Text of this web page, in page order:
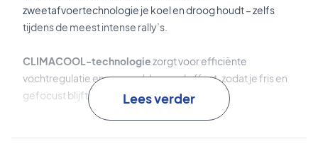
zweetafvoertechnologie je koel en droog houdt – zelfs
tijdens de meest intense rally’s.
CLIMACOOL-technologiezorgt voor efficiënte
vochtregulatie en een sneldrogend effect, zodat je fris en
gefocust blijft tijdens de wedstrijd.
Lees verder